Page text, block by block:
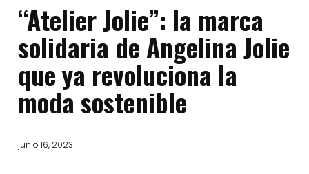
“Atelier Jolie”: la marca
solidaria de Angelina Jolie
que ya revoluciona la
moda sostenible
junio 16, 2023